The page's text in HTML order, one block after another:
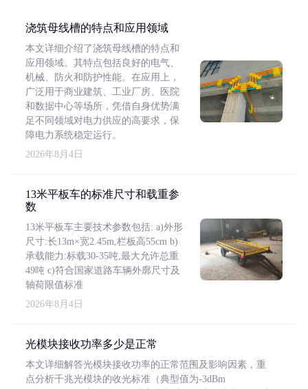
浇筑母线槽的特点和应用领域
本文详细介绍了浇筑母线槽的特点和
应用领域。其特点包括良好的电气、
机械、防火和防护性能。在应用上，
广泛用于商业建筑、工业厂房、医院
和数据中心等场所，凭借自身优势满
足不同领域对电力供应的高要求，保
障电力系统稳定运行。
2026年8月4日
13米平板车的标准尺寸和载重参
数
13米平板车主要技术参数包括: a)外形
尺寸:长13m×宽2.45m,栏板高55cm b)
承载能力:标载30-35吨,最大允许总重
49吨 c)符合国家道路车辆外廓尺寸及
轴荷限值标准
2026年8月4日
光模块接收功率多少是正常
本文详细解答光模块接收功率的正常范围及影响因素，重
点分析千兆光模块的收光标准（典型值为-3dBm